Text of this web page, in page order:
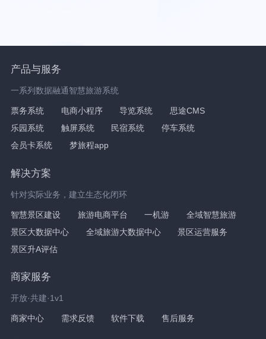
产品与服务
一系列数据融通智慧旅游系统
票务系统 电商小程序 导览系统
思途CMS
乐园系统
触屏系统 民宿系统
停车系统
会员卡系统
梦旅程app
解决方案
针对实际业务，建立生态化闭环
智慧景区建设 旅游电商平台 一机游
全域智慧旅游
景区大数据中心
全域旅游大数据中心
景区运营服务
景区升A评估
商家服务
开放·共建·1v1
商家中心 需求反馈 软件下载 售后服务